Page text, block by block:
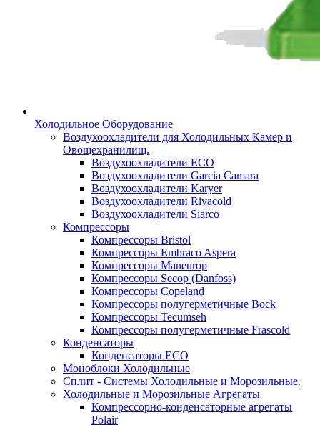
Холодильное Оборудование
Воздухоохладители для Холодильных Камер и
Овощехранилищ.
Воздухоохладители ECO
Воздухоохладители Garcia Camara
Воздухоохладители Karyer
Воздухоохладители Rivacold
Воздухоохладители Siarco
Компрессоры
Компрессоры Bristol
Компрессоры Embraco Aspera
Компрессоры Maneurop
Компрессоры Secop (Danfoss)
Компрессоры Copeland
Компрессоры полугерметичные Bock
Компрессоры Tecumseh
Компрессоры полугерметичные Frascold
Конденсаторы
Конденсаторы ECO
Моноблоки Холодильные
Сплит - Системы Холодильные и Морозильные.
Холодильные и Морозильные Агрегаты
Компрессорно-конденсаторные агрегаты
Polair